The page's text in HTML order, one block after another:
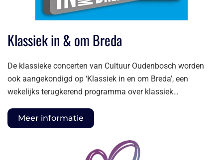
Klassiek in & om Breda
De klassieke concerten van Cultuur Oudenbosch worden
ook aangekondigd op ‘Klassiek in en om Breda’, een
wekelijks terugkerend programma over klassiek…
Meer informatie